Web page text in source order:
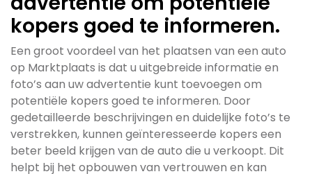
kopers goed te informeren.
Een groot voordeel van het plaatsen van een auto
op Marktplaats is dat u uitgebreide informatie en
foto’s aan uw advertentie kunt toevoegen om
potentiële kopers goed te informeren. Door
gedetailleerde beschrijvingen en duidelijke foto’s te
verstrekken, kunnen geïnteresseerde kopers een
beter beeld krijgen van de auto die u verkoopt. Dit
helpt bij het opbouwen van vertrouwen en kan